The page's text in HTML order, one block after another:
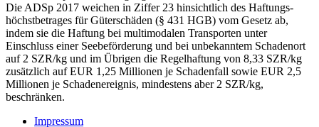
Die ADSp 2017 weichen in Ziffer 23 hinsichtlich des Haftungs-
höchstbetrages für Güterschäden (§ 431 HGB) vom Gesetz ab,
indem sie die Haftung bei multimodalen Transporten unter
Einschluss einer Seebeförderung und bei unbekanntem Schadenort
auf 2 SZR/kg und im Übrigen die Regelhaftung von 8,33 SZR/kg
zusätzlich auf EUR 1,25 Millionen je Schadenfall sowie EUR 2,5
Millionen je Schadenereignis, mindestens aber 2 SZR/kg,
beschränken.
Impressum